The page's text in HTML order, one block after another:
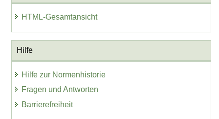
HTML-Gesamtansicht
Hilfe
Hilfe zur Normenhistorie
Fragen und Antworten
Barrierefreiheit